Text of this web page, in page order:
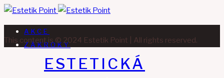
AKCE
ZÁKROKY
ESTETICKÁ
This content is © 2024 Estetik Point | All rights reserved.